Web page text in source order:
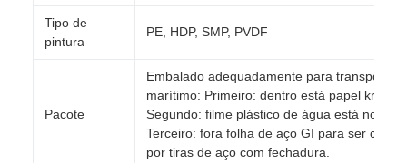
Tipo de
pintura
PE, HDP, SMP, PVDF
Pacote
Embalado adequadamente para transporte
marítimo: Primeiro: dentro está papel kraft;
Segundo: filme plástico de água está no
Terceiro: fora folha de aço GI para ser
por tiras de aço com fechadura.